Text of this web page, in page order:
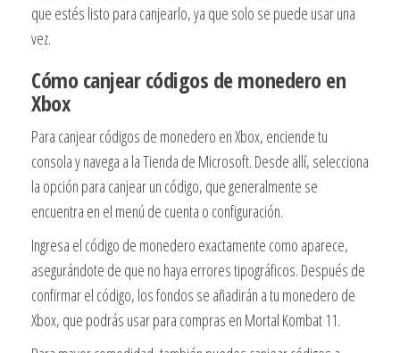
que estés listo para canjearlo, ya que solo se puede usar una
vez.
Cómo canjear códigos de monedero en
Xbox
Para canjear códigos de monedero en Xbox, enciende tu
consola y navega a la Tienda de Microsoft. Desde allí, selecciona
la opción para canjear un código, que generalmente se
encuentra en el menú de cuenta o configuración.
Ingresa el código de monedero exactamente como aparece,
asegurándote de que no haya errores tipográficos. Después de
confirmar el código, los fondos se añadirán a tu monedero de
Xbox, que podrás usar para compras en Mortal Kombat 11.